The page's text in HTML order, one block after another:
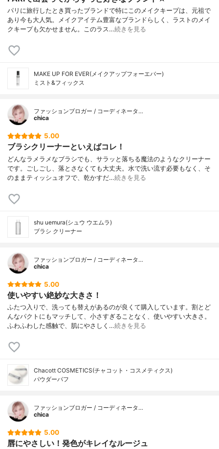
パリに旅行したとき買ったブランドで特にこのメイクキープは、元祖で
あり今も大人気。メイクアイテム豊富なブランドらしく、ラストのメイ
クキープも欠かせません。このラス…続きを見る
MAKE UP FOR EVER(メイクアップフォーエバー)
ミスト&フィックス
ファッションブロガー / コーディネータ…
chica
5.00
ブラシクリーナーといえばコレ！
どんなラメラメなブラシでも、サラッと落ちる魔法のようなクリーナー
です。ごしごし、落とさなくても大丈夫。水で洗い流す必要もなく、そ
のままティッシュオフで、乾かすだ…続きを見る
shu uemura(シュウ ウエムラ)
ブラシ クリーナー
ファッションブロガー / コーディネータ…
chica
5.00
使いやすい絶妙な大きさ！
ふたつ入りで、洗っても替えがあるのが良くて購入しています。割とど
んなパクトにもマッチして、小さすぎることなく、使いやすい大きさ。
ふわふわした感触で、肌にやさしく…続きを見る
Chacott COSMETICS(チャコット・コスメティクス)
パウダーパフ
ファッションブロガー / コーディネータ…
chica
5.00
唇にやさしい！発色がキレイなルージュ